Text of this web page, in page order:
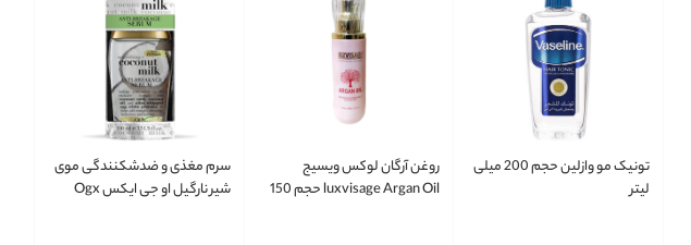
تونیک مو وازلین حجم 200 میلی
لیتر
روغن آرگان لوکس ویسیج
luxvisage Argan Oil حجم 150
سرم مغذی و ضدشکنندگی موی
شیر نارگیل او جی ایکس Ogx